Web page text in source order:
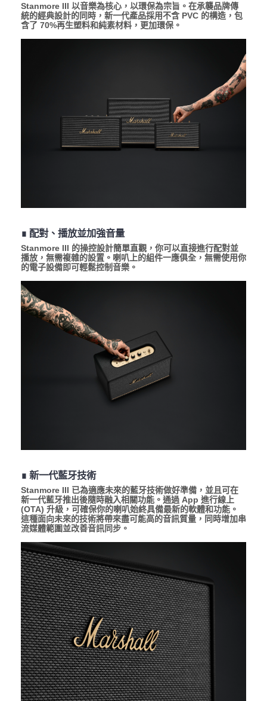
Stanmore III 以音樂為核心，以環保為宗旨。在承襲品牌傳
統的經典設計的同時，新一代產品採用不含 PVC 的構造，包
含了 70%再生塑料和純素材料，更加環保。
∎ 配對、播放並加強音量
Stanmore III 的操控設計簡單直觀，你可以直接進行配對並
播放，無需複雜的設置。喇叭上的組件一應俱全，無需使用你
的電子設備即可輕鬆控制音樂。
∎ 新一代藍牙技術
Stanmore III 已為適應未來的藍牙技術做好準備，並且可在
新一代藍牙推出後隨時融入相關功能。通過 App 進行線上
(OTA) 升級，可確保你的喇叭始終具備最新的軟體和功能。
這種面向未來的技術將帶來盡可能高的音訊質量，同時增加串
流媒體範圍並改善音訊同步。